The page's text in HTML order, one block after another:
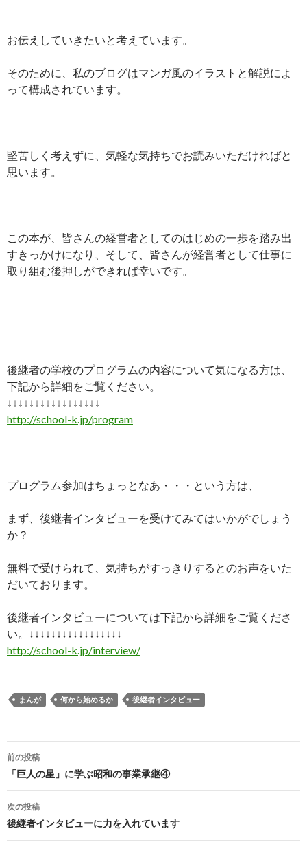
お伝えしていきたいと考えています。
そのために、私のブログはマンガ風のイラストと解説によ
って構成されています。
堅苦しく考えずに、気軽な気持ちでお読みいただければと
思います。
この本が、皆さんの経営者としてのはじめの一歩を踏み出
すきっかけになり、そして、皆さんが経営者として仕事に
取り組む後押しができれば幸いです。
後継者の学校のプログラムの内容について気になる方は、
下記から詳細をご覧ください。
↓↓↓↓↓↓↓↓↓↓↓↓↓↓↓↓↓
http://school-k.jp/program
プログラム参加はちょっとなあ・・・という方は、
まず、後継者インタビューを受けてみてはいかがでしょう
か？
無料で受けられて、気持ちがすっきりするとのお声をいた
だいております。
後継者インタビューについては下記から詳細をご覧くださ
い。↓↓↓↓↓↓↓↓↓↓↓↓↓↓↓↓↓
http://school-k.jp/interview/
まんが 何から始めるか 後継者インタビュー
投
稿
ナ
前の投稿
「巨人の星」に学ぶ昭和の事業承継④
次の投稿
後継者インタビューに力を入れています